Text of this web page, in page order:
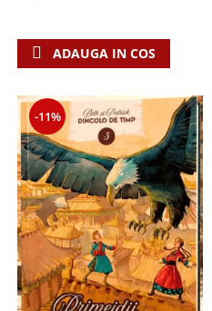
ADAUGA IN COS
-11%